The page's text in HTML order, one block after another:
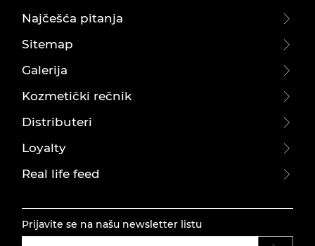
Najčešća pitanja
Sitemap
Galerija
Kozmetički rečnik
Distributeri
Loyalty
Real life feed
Prijavite se na našu newsletter listu